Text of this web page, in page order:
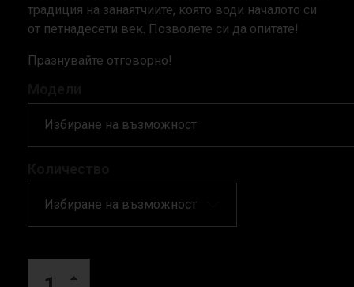
традиция на занаятчиите, която води началото си
от петнадесети век. Позволете си да опитате!
Празнувайте отговорно!